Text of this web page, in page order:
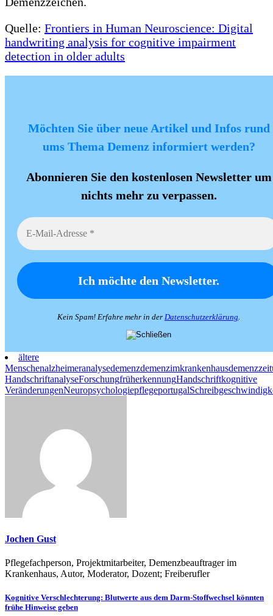
Quelle: Frontiers in Human Neuroscience: Digital
handwriting analysis for cognitive impairment
detection in older adults
Möchten Sie über neue Artikel und Infos rund
ums Thema Demenz informiert werden?
Abonnieren Sie den kostenlosen Newsletter um
nichts mehr zu verpassen.
Kein Spam! Erfahre mehr in der Datenschutzerklärung.
ältere
Menschenalzheimeranalysedemenzdemenzimkrankenhaus
HandschriftanalyseForschungfrüherkennungHandschriftkognitive
VeränderungenNeuropsychologiepflegeportugal
Jochen Gust
Pflegefachperson, Projektmitarbeiter, Demenzbeauftrager im
Krankenhaus, Autor, Moderator, Dozent; Freiberufler
Beitragsnavigation
Kognitive Verschlechterung: Blutwerte aus dem Darm-Stoffwechsel könnten
frühe Hinweise geben